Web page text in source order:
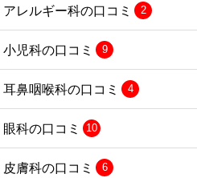
アレルギー科の口コミ 2
小児科の口コミ 9
耳鼻咽喉科の口コミ 4
眼科の口コミ 10
皮膚科の口コミ 6